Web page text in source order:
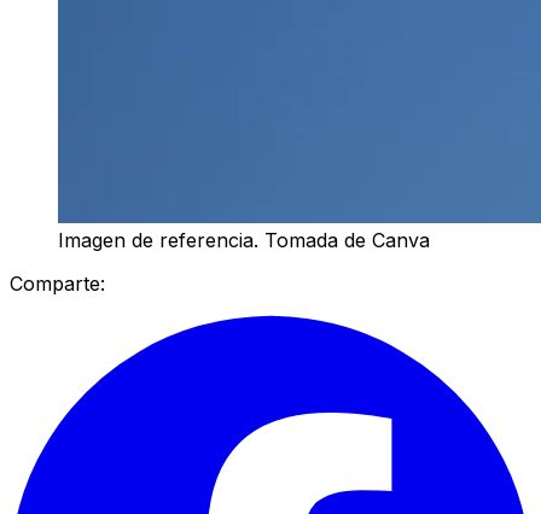
Imagen de referencia. Tomada de Canva
Comparte: